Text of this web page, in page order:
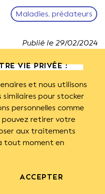
Publié le29/02/2024
Maladies, prédateurs
il faut évaluer
au sein même des
de « contrôle ». La
les varroas résiduels
juste traitées et estimer
Quels sont les
ces contrôles? En
de mise sur le marché
VIE PRIVÉE :
et nous utilisons
similaires pour stocker
personnelles comme
pouvez retirer votre
aux traitements
tout moment en
ACCEPTER